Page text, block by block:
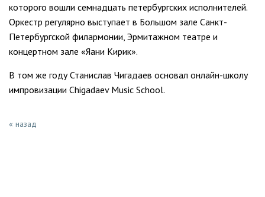
которого вошли семнадцать пе­тербургских исполнителей.
Оркестр регулярно выступает в Большом зале Санкт-
Петербургской филармонии, Эрмитажном театре и
концертном зале «Яани Кирик».
В том же году Станислав Чигадаев основал он­лайн-школу
импровизации Chigadaev Music Schоol.
« назад